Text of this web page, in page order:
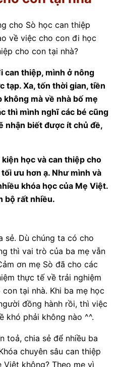
cho Sò học can thiệp
về việc cho con đi học
cho con tại nhà?
can thiệp, mình ở nông
tạp. Xa, tốn thời gian, tiền
mà về nhà bố mẹ
thì mình nghĩ các bé cũng
nhận biết được ít chủ đề,
học và can thiệp cho
ưu hơn ạ. Như mình và
khóa học của Mẹ Việt.
bộ rất nhiều.
sẻ. Dù chúng ta có cho
thì vai trò của ba mẹ vẫn
ơn mẹ Sò đã cho các
thực tế về trải nghiệm
tại nhà. Khi ba mẹ học
đồng hành rồi, thì việc
khó phải không nào ^^.
toả, chia sẻ để nhiều ba
chuyên sâu can thiệp
không? Theo mẹ vì